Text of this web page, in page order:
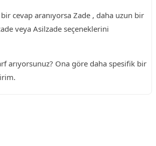
cevap aranıyorsa Zade , daha uzun bir
veya Asilzade seçeneklerini
arıyorsunuz? Ona göre daha spesifik bir